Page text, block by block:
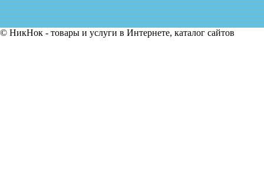
© НикНок - товары и услуги в Интернете, каталог сайтов